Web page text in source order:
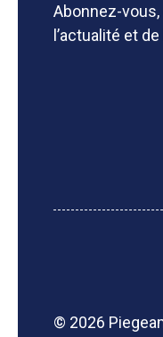
Abonnez-
l’actualité et
© 2026